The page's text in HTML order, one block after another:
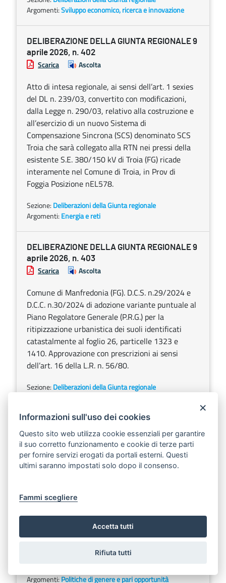
Argomenti:Sviluppo economico, ricerca e innovazione
DELIBERAZIONE DELLA GIUNTA REGIONALE 9
aprile 2026, n. 402
Scarica Ascolta
Atto di intesa regionale, ai sensi dell’art. 1 sexies
del DL n. 239/03, convertito con modificazioni,
dalla Legge n. 290/03, relativo alla costruzione e
all’esercizio di un nuovo Sistema di
Compensazione Sincrona (SCS) denominato SCS
Troia che sarà collegato alla RTN nei pressi della
esistente S.E. 380/150 kV di Troia (FG) ricade
interamente nel Comune di Troia, in Prov di
Foggia Posizione nEL578.
Sezione: Deliberazioni della Giunta regionale
Argomenti: Energia e reti
DELIBERAZIONE DELLA GIUNTA REGIONALE 9
aprile 2026, n. 403
Scarica Ascolta
Comune di Manfredonia (FG). D.C.S. n.29/2024 e
D.C.C. n.30/2024 di adozione variante puntuale al
Piano Regolatore Generale (P.R.G.) per la
ritipizzazione urbanistica dei suoli identificati
catastalmente al foglio 26, particelle 1323 e
1410. Approvazione con prescrizioni ai sensi
dell’art. 16 della L.R. n. 56/80.
Sezione:Deliberazioni della Giunta regionale
DELIBERAZIONE DELLA GIUNTA REGIONALE 9
aprile 2026, n. 410
Scarica Ascolta
amministrativo – PrigA. Progetto: “Verso il
della capacità amministrativa attraverso la
strutturazione di strumenti e metodologie”. Presa
d’atto del progetto e indicazioni per l’attuazione.
Argomenti:Politiche di genere e pari opportunità
×
Informazioni sull'uso dei cookies
Questo sito web utilizza cookie essenziali per garantire
il suo corretto funzionamento e cookie di terze parti
per fornire servizi erogati da portali esterni. Questi
ultimi saranno impostati solo dopo il consenso.
Fammi scegliere
Accetta tutti
Rifiuta tutti